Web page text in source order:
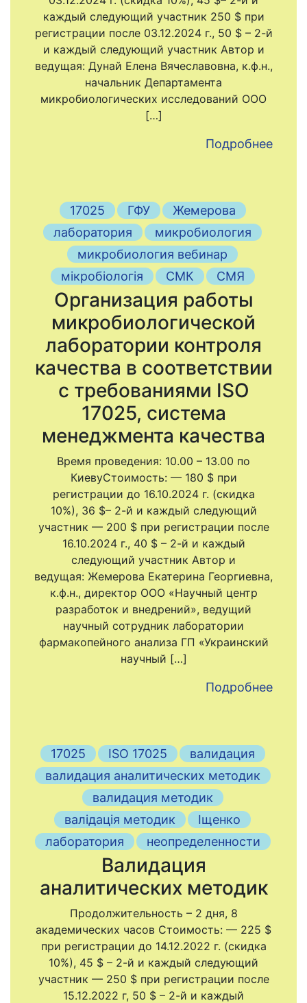
каждый следующий участник 250 $ при
регистрации после 03.12.2024 г., 50 $ – 2-й
и каждый следующий участник Автор и
ведущая: Дунай Елена Вячеславовна, к.ф.н.,
начальник Департамента
микробиологических исследований ООО
[…]
Подробнее
17025 ГФУ
Жемерова
лаборатория
микробиология
микробиология вебинар
мікробіологія
СМК СМЯ
Организация работы
микробиологической
лаборатории контроля
качества в соответствии
с требованиями ISO
17025, система
менеджмента качества
Время проведения: 10.00 – 13.00 по
КиевуСтоимость: — 180 $ при
регистрации до 16.10.2024 г. (скидка
10%), 36 $– 2-й и каждый следующий
участник — 200 $ при регистрации после
16.10.2024 г., 40 $ – 2-й и каждый
следующий участник Автор и
ведущая: Жемерова Екатерина Георгиевна,
к.ф.н., директор ООО «Научный центр
разработок и внедрений», ведущий
научный сотрудник лаборатории
фармакопейного анализа ГП «Украинский
научный […]
Подробнее
17025 ISO 17025
валидация
валидация аналитических методик
валидация методик
валідація методик
Іщенко
лаборатория
неопределенности
Валидация
аналитических методик
Продолжительность – 2 дня, 8
академических часов Стоимость: — 225 $
при регистрации до 14.12.2022 г. (скидка
10%), 45 $ – 2-й и каждый следующий
участник — 250 $ при регистрации после
15.12.2022 г, 50 $ – 2-й и каждый